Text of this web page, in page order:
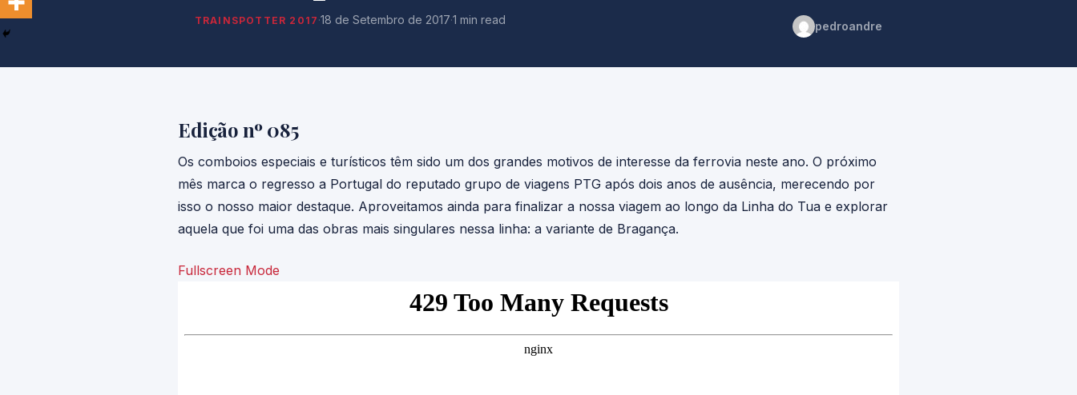
TRAINSPOTTER 2017 ·18 de Setembro de 2017·1 min read pedroandre
Edição nº 085
Os comboios especiais e turísticos têm sido um dos grandes motivos de interesse da ferrovia neste ano. O próximo
mês marca o regresso a Portugal do reputado grupo de viagens PTG após dois anos de ausência, merecendo por
isso o nosso maior destaque. Aproveitamos ainda para finalizar a nossa viagem ao longo da Linha do Tua e explorar
aquela que foi uma das obras mais singulares nessa linha: a variante de Bragança.
Fullscreen Mode